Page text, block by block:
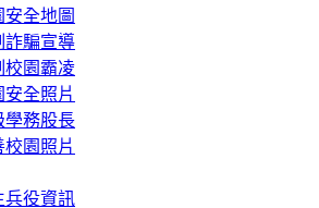
安全地圖
詐騙宣導
校園霸凌
安全照片
學務股長
校園照片
兵役資訊